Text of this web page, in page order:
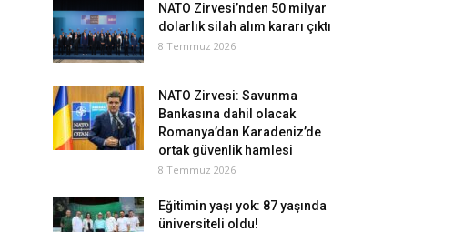
NATO Zirvesi’nden 50 milyar
dolarlık silah alım kararı çıktı
8 Temmuz 2026
NATO Zirvesi: Savunma
Bankasına dahil olacak
Romanya’dan Karadeniz’de
ortak güvenlik hamlesi
8 Temmuz 2026
Eğitimin yaşı yok: 87 yaşında
üniversiteli oldu!